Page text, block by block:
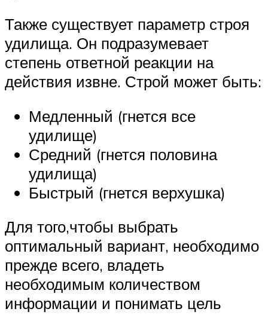
Также существует параметр строя
удилища. Он подразумевает
степень ответной реакции на
действия извне. Строй может быть:
Медленный (гнется все
удилище)
Средний (гнется половина
удилища)
Быстрый (гнется верхушка)
Для того,чтобы выбрать
оптимальный вариант, необходимо
прежде всего, владеть
необходимым количеством
информации и понимать цель